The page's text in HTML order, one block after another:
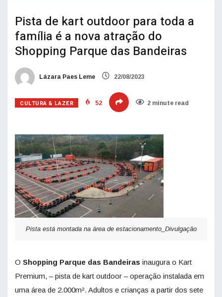
Pista de kart outdoor para toda a
família é a nova atração do
Shopping Parque das Bandeiras
Lázara Paes Leme 22/08/2023
CULTURA & LAZER 52 2 minute read
Pista está montada na área de estacionamento_Divulgação
O Shopping Parque das Bandeiras inaugura o Kart
Premium, – pista de kart outdoor – operação instalada em
uma área de 2.000m². Adultos e crianças a partir dos sete